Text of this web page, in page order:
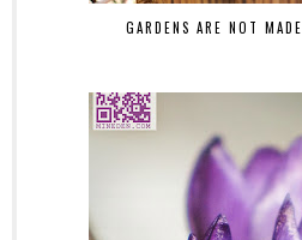
GARDENS ARE NOT